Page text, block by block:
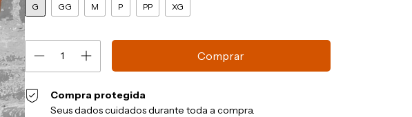
G GG M P PP XG
Compra protegida
Seus dados cuidados durante toda a compra.